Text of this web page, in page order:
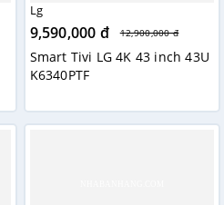
Lg
9,590,000 đ 12,900,000 đ
Smart Tivi LG 4K 43 inch 43U
K6340PTF